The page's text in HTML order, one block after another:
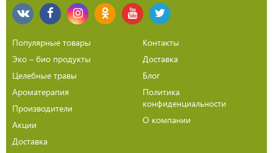
Популярные товары
Эко – био продукты
Целебные травы
Ароматерапия
Производители
Акции
Доставка
Контакты
Доставка
Блог
Политика
конфиденциальности
О компании